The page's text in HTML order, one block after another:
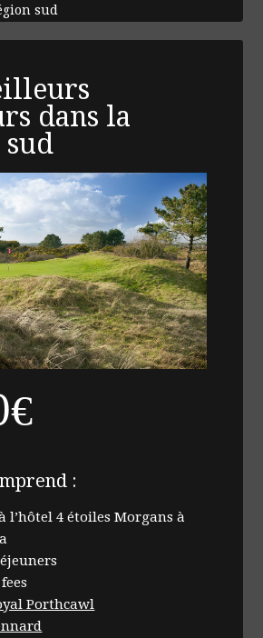
sud
dans la
:
l’hôtel 4 étoiles Morgans à
Porthcawl